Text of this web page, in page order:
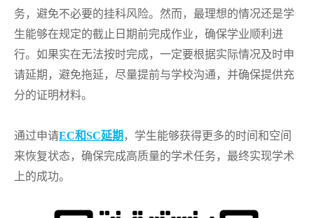
务，避免不必要的挂科风险。然而，最理想的情况还是学
生能够在规定的截止日期前完成作业，确保学业顺利进
行。如果实在无法按时完成，一定要根据实际情况及时申
请延期，避免拖延，尽量提前与学校沟通，并确保提供充
分的证明材料。
通过申请EC和SC延期 ，学生能够获得更多的时间和空间
来恢复状态，确保完成高质量的学术任务，最终实现学术
上的成功。